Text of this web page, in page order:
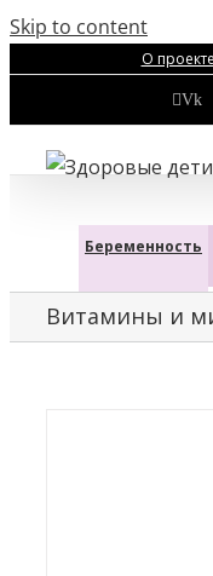
Skip to content
О проекте
Vk
Беременность
Витамины и